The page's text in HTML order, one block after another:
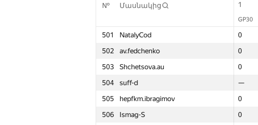
№ Մասնակից 1
GP30
501 NatalyCod 0
502
av.fedchenko 0
503
Shchetsova.au 0
504
suff-d —
505
hepfkm.ibragimov 0
506
Ismag-S 0